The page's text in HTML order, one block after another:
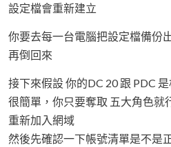
設定檔會重新建立
你要去每一台電腦把設定檔備份
再倒回來
接下來假設 你的DC 20 跟 PDC
很簡單，你只要奪取 五大角色就
重新加入網域
然後先確認一下帳號清單是不是